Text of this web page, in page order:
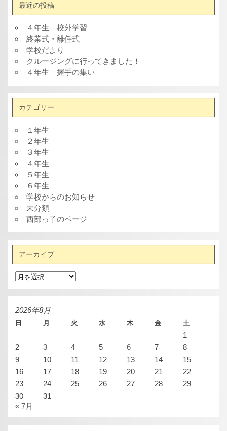
最近の投稿
４年生 校外学習
終業式・離任式
学校だより
クルージングに行ってきました！
４年生 握手の集い
カテゴリー
１年生
２年生
３年生
４年生
５年生
６年生
学校からのお知らせ
未分類
西部っ子のページ
アーカイブ
ア
ー
カ
イ
2026年8月
日 月 火 水 木 金 土
1
2
3 4 5 6 7
8
9
10 11 12 13 14
15
16
17 18 19 20 21
22
23
24 25 26 27 28
29
30
31
« 7月